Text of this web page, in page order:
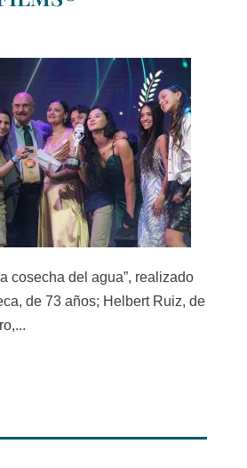
cosecha del agua”, realizado
de 73 años; Helbert Ruiz, de